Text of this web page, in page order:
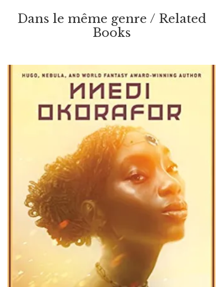
How The Multiverse Got Its Revenge
(book 2)
Dans le même genre / Related
Books